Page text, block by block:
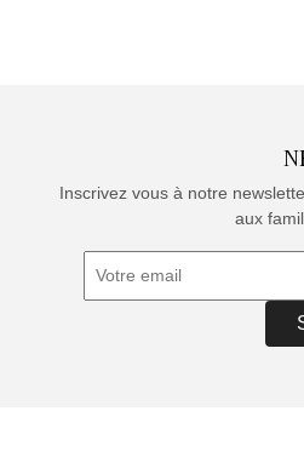
Inscrivez vous à notre
aux